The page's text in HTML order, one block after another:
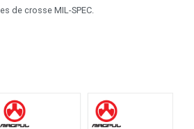
de crosse MIL-SPEC.